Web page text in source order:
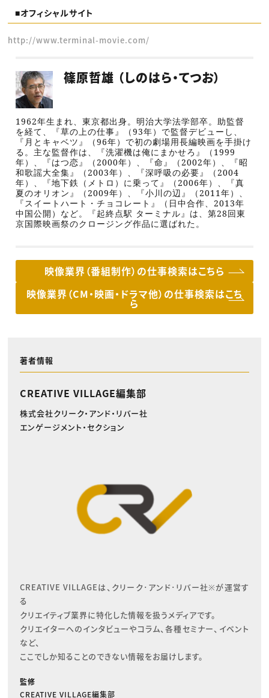
■オフィシャルサイト
http://www.terminal-movie.com/
篠原哲雄 （しのはら・てつお）
1962年生まれ、東京都出身。 明治大学法学部卒。助監督
を経て、
『草の上の仕事』（93年）で監督デビューし、
『月とキャベツ』
（96年） で初の劇場用長編映画を手掛け
る。主な監督作は、『洗濯機は俺にまかせろ』（ 1999
年）、『はつ恋』（ 2000年）、『命』（ 2002年）、『昭
和歌謡大全集』（ 2003年）、『深呼吸の必要』（ 2004
年）、『地下鉄（メトロ）に乗って』（ 2006年）、『真
夏のオリオン』（ 2009年）、『小川の辺』（ 2011年）、
『スイートハート・チョコレート』（日中合作、 2013年
中国公開）など。
『起終点駅 ターミナル』は、第28回東
京国際映画祭のクロージング作品に選ばれた。
映像業界（番組制作）の仕事検索はこちら
映像業界（CM・映画・ドラマ他）の仕事検索はこち
ら
著者情報
CREATIVE VILLAGE編集部
株式会社クリーク・アンド・リバー社
エンゲージメント・セクション
CREATIVE VILLAGEは、クリーク･アンド･リバー社※が運営す
る
クリエイティブ業界に特化した情報を扱うメディアです。
クリエイターへのインタビューやコラム、各種セミナー、イベント
など、
ここでしか知ることのできない情報をお届けします。
監修
CREATIVE VILLAGE編集部